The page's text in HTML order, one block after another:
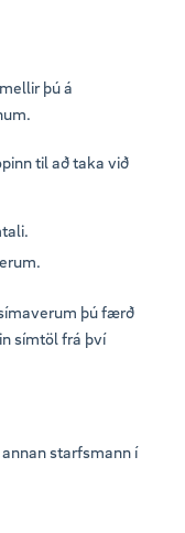
þú á
til að taka við
þú færð
símtöl frá því
starfsmann í